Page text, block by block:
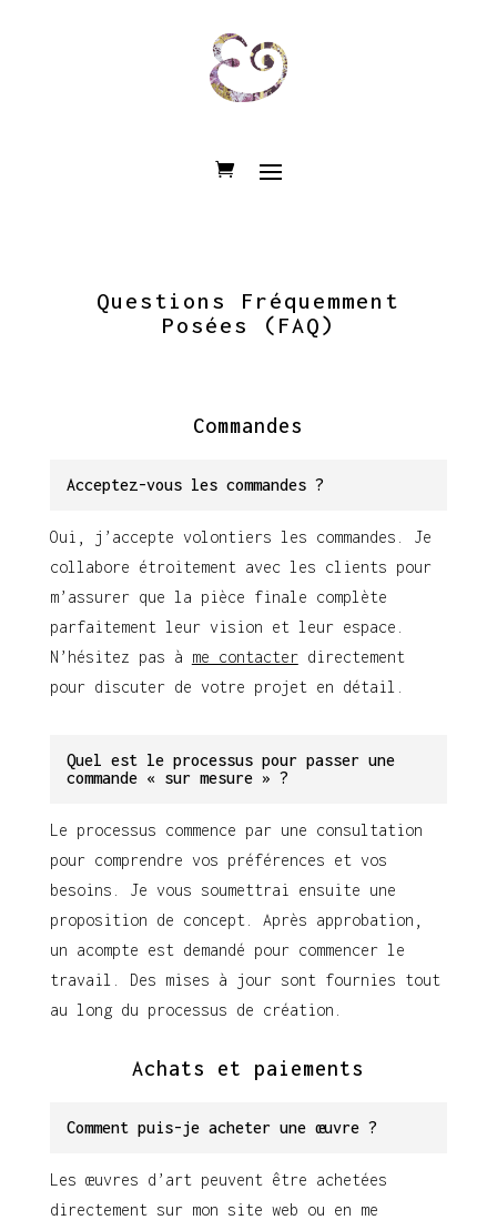
Questions Fréquemment
Posées (FAQ)
Commandes
Acceptez-vous les commandes ?
Oui, j’accepte volontiers les commandes. Je
collabore étroitement avec les clients pour
m’assurer que la pièce finale complète
parfaitement leur vision et leur espace.
N’hésitez pas à me contacter directement
pour discuter de votre projet en détail.
Quel est le processus pour passer une
commande « sur mesure » ?
Le processus commence par une consultation
pour comprendre vos préférences et vos
besoins. Je vous soumettrai ensuite une
proposition de concept. Après approbation,
un acompte est demandé pour commencer le
travail. Des mises à jour sont fournies tout
au long du processus de création.
Achats et paiements
Comment puis-je acheter une œuvre ?
Les œuvres d’art peuvent être achetées
directement sur mon site web ou en me